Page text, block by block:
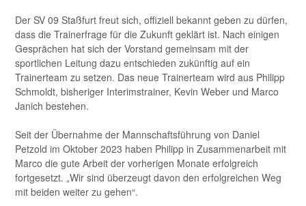
Der SV 09 Staßfurt freut sich, offiziell bekannt geben zu dürfen,
dass die Trainerfrage für die Zukunft geklärt ist. Nach einigen
Gesprächen hat sich der Vorstand gemeinsam mit der
sportlichen Leitung dazu entschieden zukünftig auf ein
Trainerteam zu setzen. Das neue Trainerteam wird aus Philipp
Schmoldt, bisheriger Interimstrainer, Kevin Weber und Marco
Janich bestehen.
Seit der Übernahme der Mannschaftsführung von Daniel
Petzold im Oktober 2023 haben Philipp in Zusammenarbeit mit
Marco die gute Arbeit der vorherigen Monate erfolgreich
fortgesetzt. „Wir sind überzeugt davon den erfolgreichen Weg
mit beiden weiter zu gehen“.